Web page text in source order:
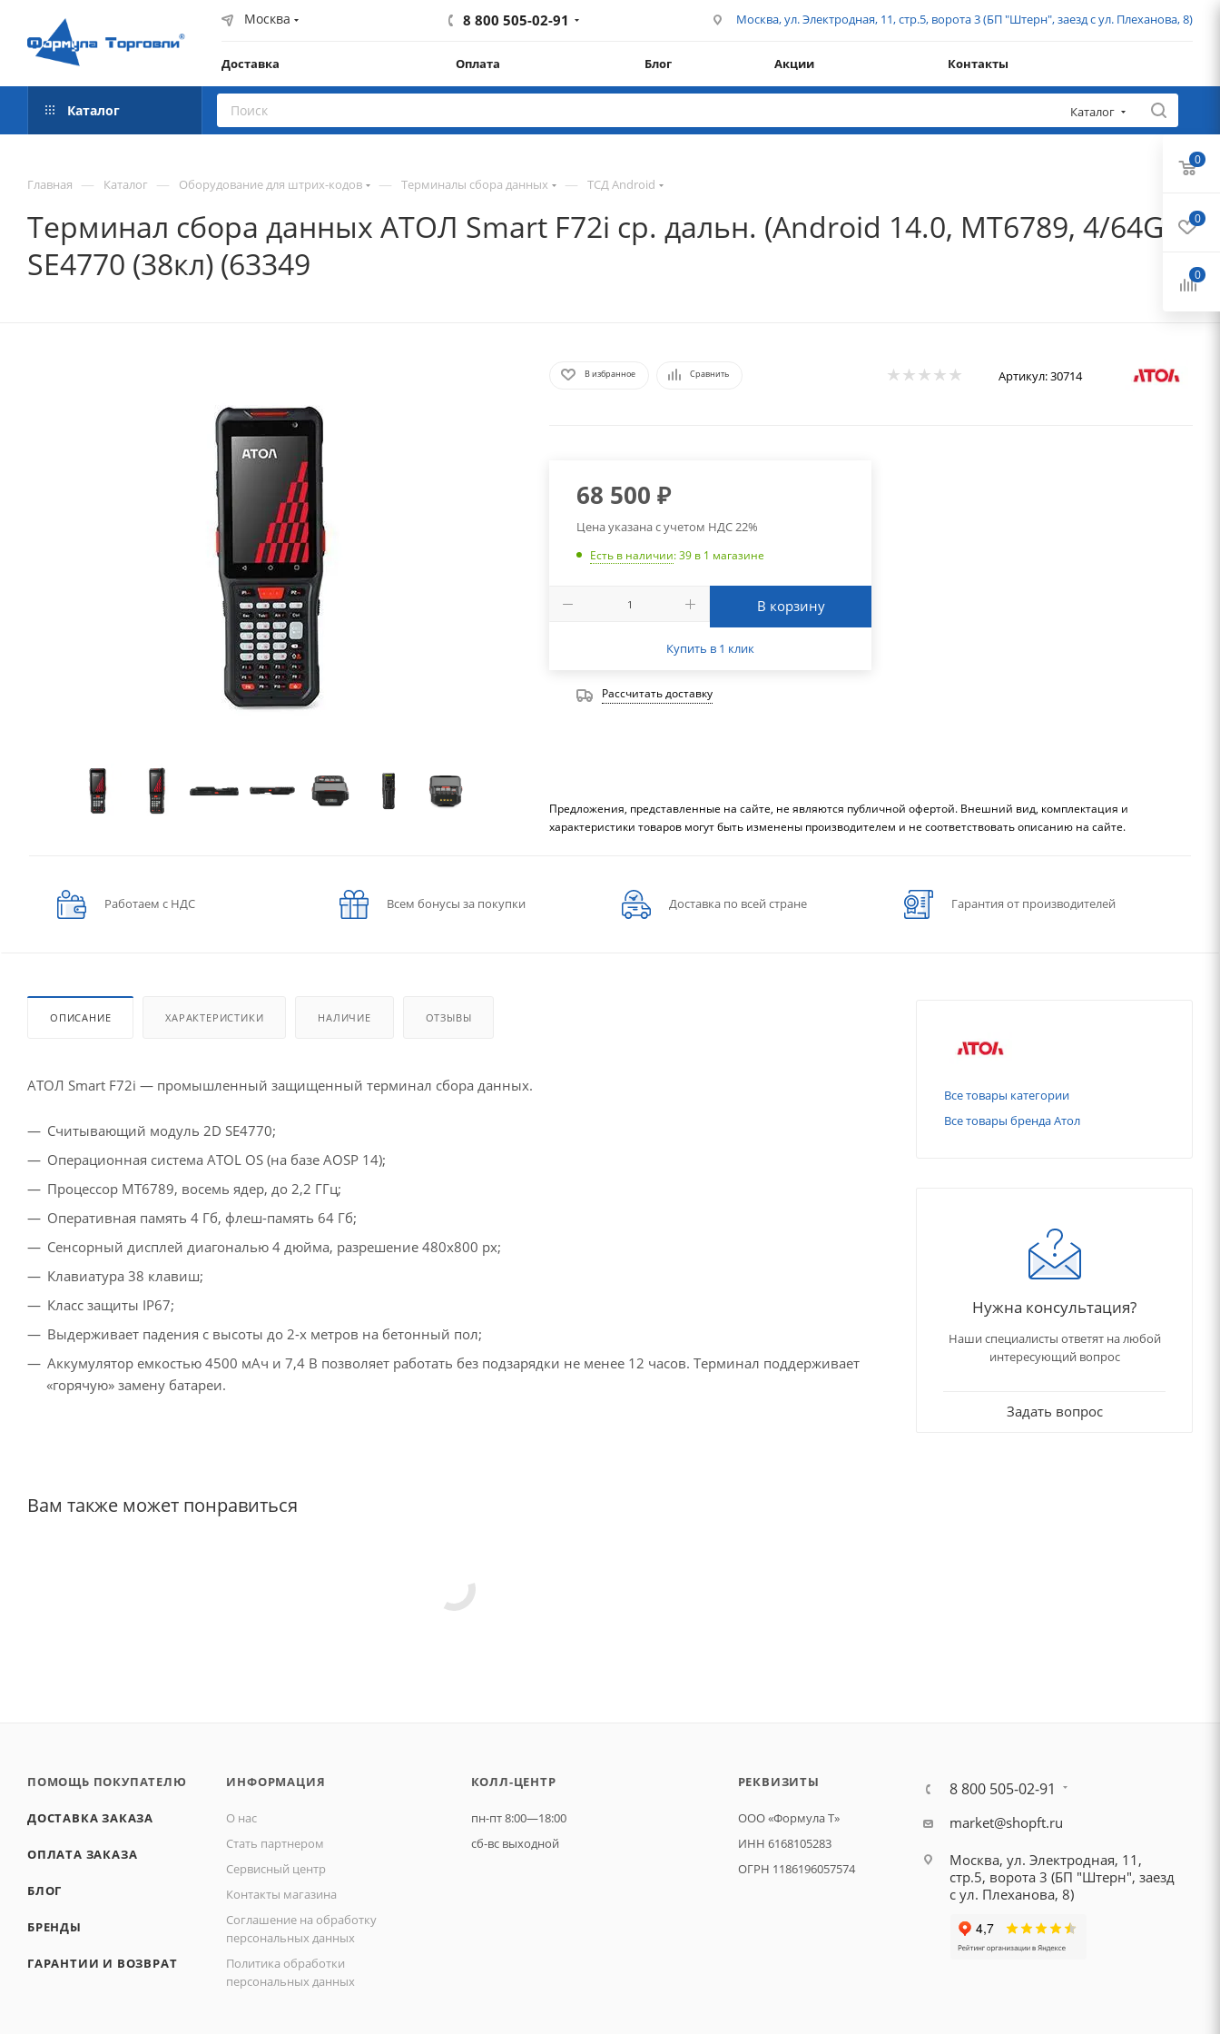
Москва 8 800 505-02-91 Москва, ул. Электродная, 11, стр.5, ворота 3 (БП "Штерн", заезд с ул. Плеханова, 8)
Доставка Оплата Блог Акции Контакты
Каталог Каталог
Главная — Каталог — Оборудование для штрих-кодов — Терминалы сбора данных — ТСД Android
Терминал сбора данных АТОЛ Smart F72i ср. дальн. (Android 14.0, MT6789, 4/64Gb,
SE4770 (38кл) (63349
В избранное Сравнить Артикул:30714
68 500 ₽
Цена указана с учетом НДС 22%
Есть в наличии: 39 в 1 магазине
В корзину
Купить в 1 клик
Рассчитать доставку
Предложения, представленные на сайте, не являются публичной офертой. Внешний вид, комплектация и
характеристики товаров могут быть изменены производителем и не соответствовать описанию на сайте.
Работаем с НДС Всем бонусы за покупки Доставка по всей стране Гарантия от производителей
ОПИСАНИЕ ХАРАКТЕРИСТИКИ НАЛИЧИЕ ОТЗЫВЫ
АТОЛ Smart F72i — промышленный защищенный терминал сбора данных.
Считывающий модуль 2D SE4770;
Операционная система ATOL OS (на базе AOSP 14);
Процессор MT6789, восемь ядер, до 2,2 ГГц;
Оперативная память 4 Гб, флеш-память 64 Гб;
Сенсорный дисплей диагональю 4 дюйма, разрешение 480х800 px;
Клавиатура 38 клавиш;
Класс защиты IP67;
Выдерживает падения с высоты до 2-х метров на бетонный пол;
Аккумулятор емкостью 4500 мАч и 7,4 В позволяет работать без подзарядки не менее 12 часов. Терминал поддерживает
«горячую» замену батареи.
Вам также может понравиться
Все товары категории
Все товары бренда Атол
Нужна консультация?
Наши специалисты ответят на любой
интересующий вопрос
Задать вопрос
ПОМОЩЬ ПОКУПАТЕЛЮ
ДОСТАВКА ЗАКАЗА
ОПЛАТА ЗАКАЗА
БЛОГ
БРЕНДЫ
ГАРАНТИИ И ВОЗВРАТ
ИНФОРМАЦИЯ
О нас
Стать партнером
Сервисный центр
Контакты магазина
Соглашение на обработку
персональных данных
Политика обработки
персональных данных
КОЛЛ-ЦЕНТР
пн-пт 8:00—18:00
сб-вс выходной
РЕКВИЗИТЫ
ООО «Формула Т»
ИНН 6168105283
ОГРН 1186196057574
8 800 505-02-91
market@shopft.ru
Москва, ул. Электродная, 11,
стр.5, ворота 3 (БП "Штерн", заезд
с ул. Плеханова, 8)
0
0
0